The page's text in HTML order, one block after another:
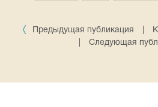
Предыдущая публикация
Следующая